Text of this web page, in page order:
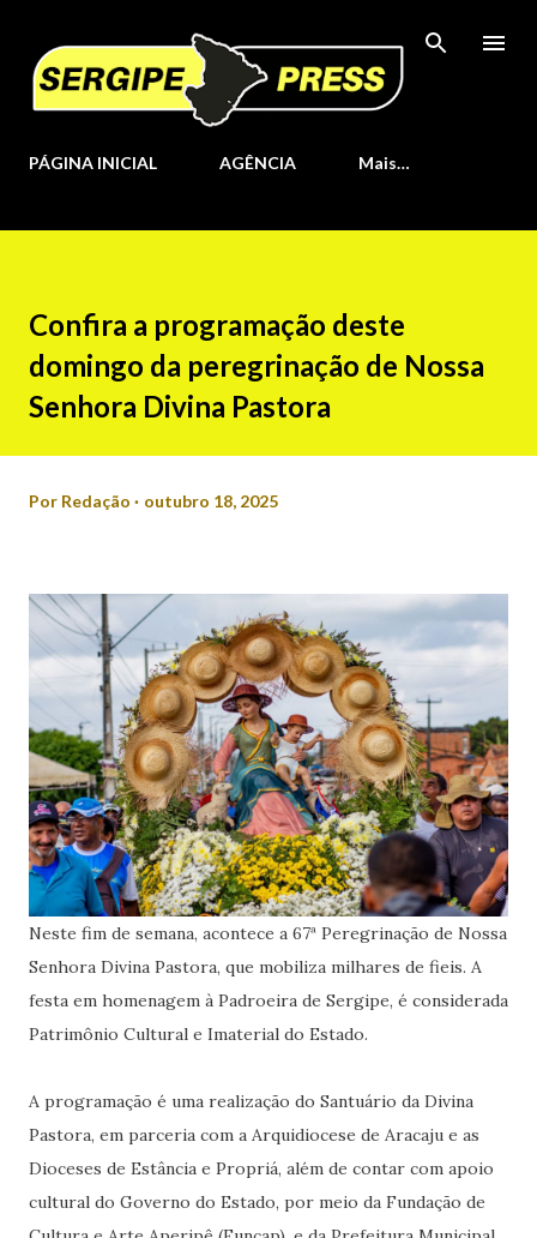
Pular para o conteúdo principal
PÁGINA INICIAL AGÊNCIA Mais…
Confira a programação deste
domingo da peregrinação de Nossa
Senhora Divina Pastora
Por Redação outubro 18, 2025
Neste fim de semana, acontece a 67ª Peregrinação de Nossa
Senhora Divina Pastora, que mobiliza milhares de fieis. A
festa em homenagem à Padroeira de Sergipe, é considerada
Patrimônio Cultural e Imaterial do Estado.
A programação é uma realização do Santuário da Divina
Pastora, em parceria com a Arquidiocese de Aracaju e as
Dioceses de Estância e Propriá, além de contar com apoio
cultural do Governo do Estado, por meio da Fundação de